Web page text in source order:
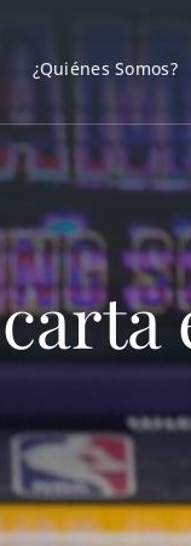
¿Quiénes Somos?